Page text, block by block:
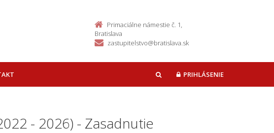
Primaciálne námestie č. 1,
Bratislava
zastupitelstvo@bratislava.sk
HĽADAŤPRIHLÁSENIE
- 2026) - Zasadnutie